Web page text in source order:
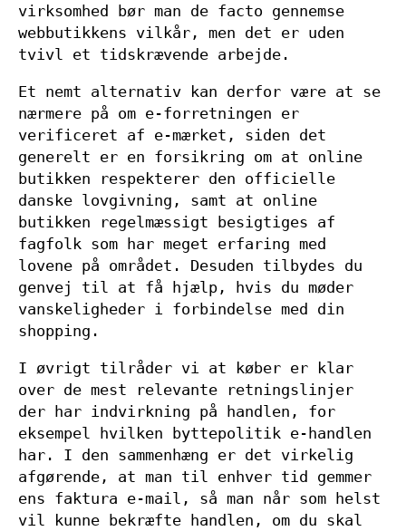
virksomhed bør man de facto gennemse
webbutikkens vilkår, men det er uden
tvivl et tidskrævende arbejde.
Et nemt alternativ kan derfor være at se
nærmere på om e-forretningen er
verificeret af e-mærket, siden det
generelt er en forsikring om at online
butikken respekterer den officielle
danske lovgivning, samt at online
butikken regelmæssigt besigtiges af
fagfolk som har meget erfaring med
lovene på området. Desuden tilbydes du
genvej til at få hjælp, hvis du møder
vanskeligheder i forbindelse med din
shopping.
I øvrigt tilråder vi at køber er klar
over de mest relevante retningslinjer
der har indvirkning på handlen, for
eksempel hvilken byttepolitik e-handlen
har. I den sammenhæng er det virkelig
afgørende, at man til enhver tid gemmer
ens faktura e-mail, så man når som helst
vil kunne bekræfte handlen, om du skal